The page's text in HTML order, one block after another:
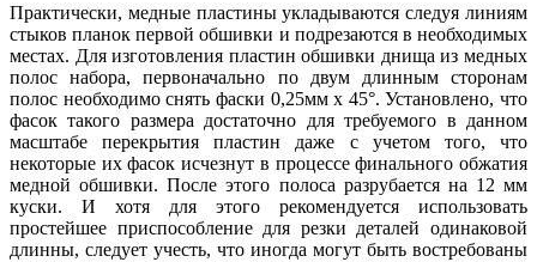
Практически, медные пластины укладываются следуя линиям
стыков планок первой обшивки и подрезаются в необходимых
местах. Для изготовления пластин обшивки днища из медных
полос набора, первоначально по двум длинным сторонам
полос необходимо снять фаски 0,25мм х 45°. Установлено, что
фасок такого размера достаточно для требуемого в данном
масштабе перекрытия пластин даже с учетом того, что
некоторые их фасок исчезнут в процессе финального обжатия
медной обшивки. После этого полоса разрубается на 12 мм
куски. И хотя для этого рекомендуется использовать
простейшее приспособление для резки деталей одинаковой
длинны, следует учесть, что иногда могут быть востребованы